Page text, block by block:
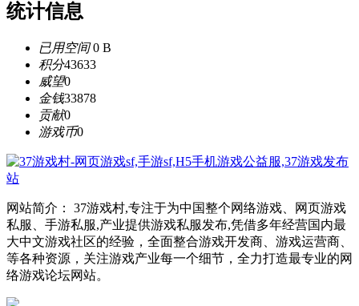
统计信息
已用空间0 B
积分43633
威望0
金钱33878
贡献0
游戏币0
网站简介： 37游戏村,专注于为中国整个网络游戏、网页游戏
私服、手游私服,产业提供游戏私服发布,凭借多年经营国内最
大中文游戏社区的经验，全面整合游戏开发商、游戏运营商、
等各种资源，关注游戏产业每一个细节，全力打造最专业的网
络游戏论坛网站。